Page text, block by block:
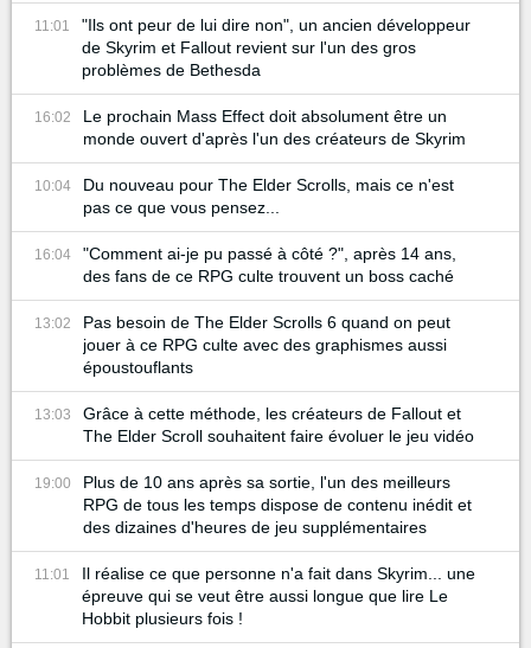
11:01
"Ils ont peur de lui dire non", un ancien développeur
de Skyrim et Fallout revient sur l'un des gros
problèmes de Bethesda
16:02
Le prochain Mass Effect doit absolument être un
monde ouvert d'après l'un des créateurs de Skyrim
10:04
Du nouveau pour The Elder Scrolls, mais ce n'est
pas ce que vous pensez...
16:04
"Comment ai-je pu passé à côté ?", après 14 ans,
des fans de ce RPG culte trouvent un boss caché
13:02
Pas besoin de The Elder Scrolls 6 quand on peut
jouer à ce RPG culte avec des graphismes aussi
époustouflants
13:03
Grâce à cette méthode, les créateurs de Fallout et
The Elder Scroll souhaitent faire évoluer le jeu vidéo
19:00
Plus de 10 ans après sa sortie, l'un des meilleurs
RPG de tous les temps dispose de contenu inédit et
des dizaines d'heures de jeu supplémentaires
11:01
Il réalise ce que personne n'a fait dans Skyrim... une
épreuve qui se veut être aussi longue que lire Le
Hobbit plusieurs fois !